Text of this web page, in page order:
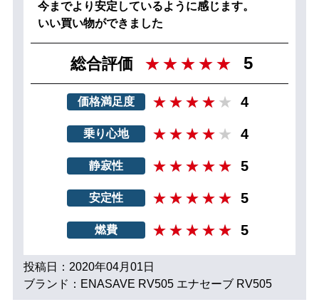
今までより安定しているように感じます。
いい買い物ができました
総合評価 5
価格満足度 4
乗り心地 4
静寂性 5
安定性 5
燃費 5
投稿日：2020年04月01日
ブランド：ENASAVE RV505 エナセーブ RV505